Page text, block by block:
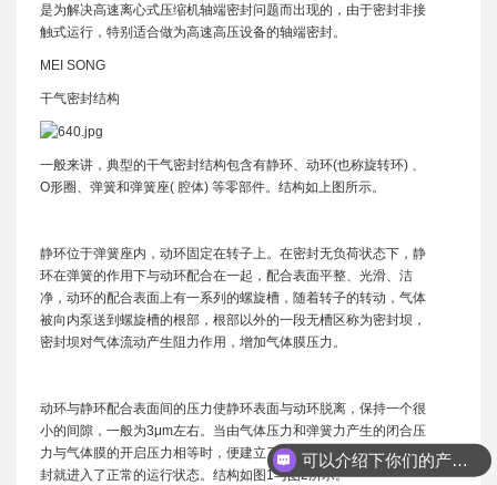
是为解决高速离心式压缩机轴端密封问题而出现的，由于密封非接
触式运行，特别适合做为高速高压设备的轴端密封。
MEI SONG
干气密封结构
一般来讲，典型的干气密封结构包含有静环、动环(也称旋转环) 、
O形圈、弹簧和弹簧座( 腔体) 等零部件。结构如上图所示。
静环位于弹簧座内，动环固定在转子上。在密封无负荷状态下，静
环在弹簧的作用下与动环配合在一起，配合表面平整、光滑、洁
净，动环的配合表面上有一系列的螺旋槽，随着转子的转动，气体
被向内泵送到螺旋槽的根部，根部以外的一段无槽区称为密封坝，
密封坝对气体流动产生阻力作用，增加气体膜压力。
动环与静环配合表面间的压力使静环表面与动环脱离，保持一个很
小的间隙，一般为3μm左右。当由气体压力和弹簧力产生的闭合压
力与气体膜的开启压力相等时，便建立了稳定的平衡间隙，干气密
封就进入了正常的运行状态。结构如图1与图2所示。
可以介绍下你们的产品么